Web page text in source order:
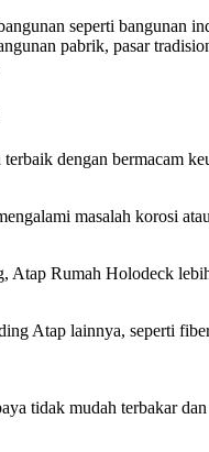
seperti bangunan
pabrik, pasar
dengan bermacam
masalah korosi
Atap Rumah Holodeck
Atap lainnya, seperti
tidak mudah terbakar